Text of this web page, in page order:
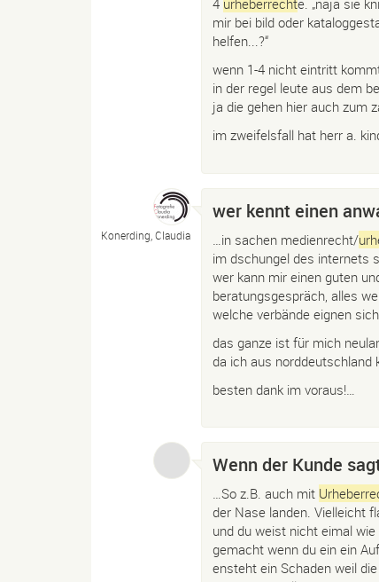
mir bei bild oder
helfen...?“
wenn 1-4 nicht eintritt
in der regel leute aus dem
ja die gehen hier auch zum
im zweifelsfall hat herr a.
Konerding, Claudia
wer kennt einen
…in sachen medienrecht/
im dschungel des internets
wer kann mir einen guten
beratungsgespräch, alles
welche verbände eignen
das ganze ist für mich
da ich aus norddeutschland
besten dank im voraus!…
Wenn der Kunde
…So z.B. auch mit
der Nase landen. Vielleicht
und du weist nicht eimal
gemacht wenn du ein ein
ensteht ein Schaden weil